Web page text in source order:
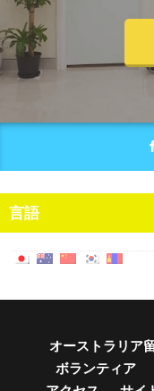
言語
オーストラリア
ボランティア